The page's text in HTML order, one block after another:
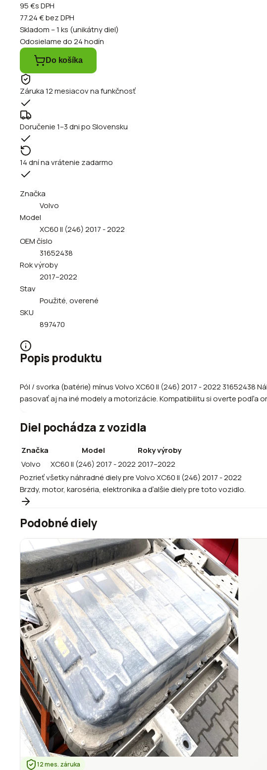
95 €s DPH
77.24 €bez DPH
Skladom – 1 ks (unikátny diel)
Odosielame do 24 hodín
Do košíka
Záruka 12 mesiacov na funkčnosť
Doručenie 1–3 dni po Slovensku
14 dní na vrátenie zadarmo
Značka
Volvo
Model
XC60 II (246) 2017 - 2022
OEM číslo
31652438
Rok výroby
2017–2022
Stav
Použité, overené
SKU
897470
Popis produktu
Pól / svorka (batérie) mínus Volvo XC60 II (246) 2017 - 2022 31652438
pasovať aj na iné modely a motorizácie. Kompatibilitu si overte podľa
Diel pochádza z vozidla
Značka Model
Roky výroby
Volvo
XC60 II (246) 2017 - 2022 2017–2022
Pozrieť všetky náhradné diely preVolvoXC60 II (246) 2017 - 2022
Brzdy, motor, karoséria, elektronika a ďalšie diely pre toto vozidlo.
Podobné diely
12 mes. záruka